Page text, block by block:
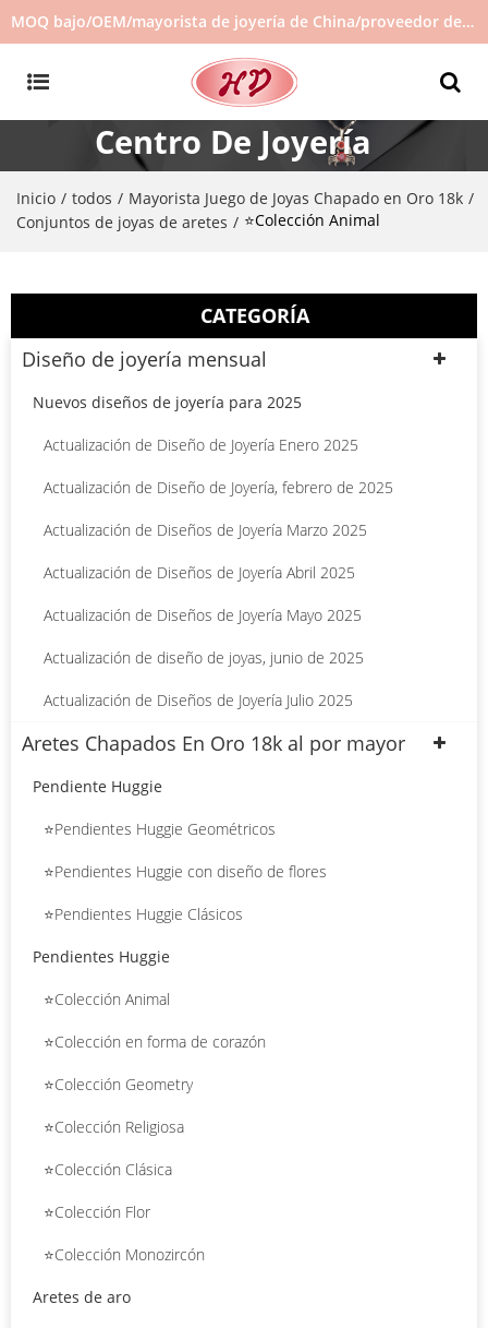
MOQ bajo/OEM/mayorista de joyería de China/proveedor de joyas/joyería de gran venta en stock/no hay joyas de segunda mano
Centro De Joyería
Inicio / todos / Mayorista Juego de Joyas Chapado en Oro 18k /
Conjuntos de joyas de aretes / ⭐Colección Animal
CATEGORÍA
Diseño de joyería mensual
Nuevos diseños de joyería para 2025
Actualización de Diseño de Joyería Enero 2025
Actualización de Diseño de Joyería, febrero de 2025
Actualización de Diseños de Joyería Marzo 2025
Actualización de Diseños de Joyería Abril 2025
Actualización de Diseños de Joyería Mayo 2025
Actualización de diseño de joyas, junio de 2025
Actualización de Diseños de Joyería Julio 2025
Aretes Chapados En Oro 18k al por mayor
Pendiente Huggie
⭐Pendientes Huggie Geométricos
⭐Pendientes Huggie con diseño de flores
⭐Pendientes Huggie Clásicos
Pendientes Huggie
⭐Colección Animal
⭐Colección en forma de corazón
⭐Colección Geometry
⭐Colección Religiosa
⭐Colección Clásica
⭐Colección Flor
⭐Colección Monozircón
Aretes de aro